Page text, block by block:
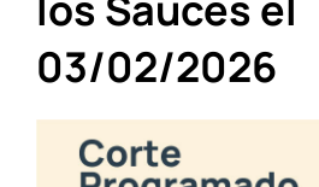
03/02/2026